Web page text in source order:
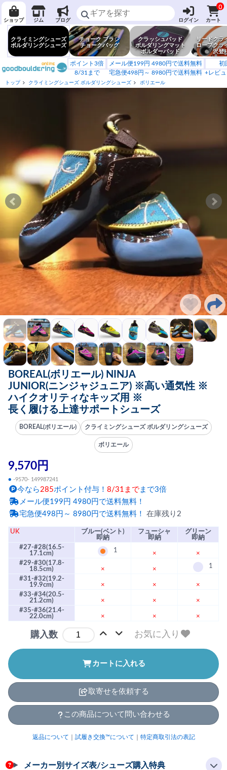
ショップ ジム ブログ ログイン
0
カート
クライミングシューズ
ボルダリングシューズ
チョーク ブラシ
チョークバッグ
クラッシュパッド
ボルダリングマット
ボルダーパッド
リードクラ
ロープクラ
沢登
ポイント3倍
8/31まで
メール便199円 4980円で送料無料
宅急便498円～ 8980円で送料無料
初
+レビ
トップ クライミングシューズ ボルダリングシューズ ボリエール
BOREAL(ボリエール) NINJA
JUNIOR(ニンジャジュニア) ※高い通気性 ※
ハイクオリティなキッズ用 ※
長く履ける上達サポートシューズ
BOREAL(ボリエール) クライミングシューズ ボルダリングシューズ
ボリエール
9,570円
● -9570- 149987241
今なら 285ポイント付与！ 8/31まで まで3倍
メール便199円 4980円で送料無料！
宅急便498円～ 8980円で送料無料！ 在庫残り2
UK
ブルー(ベント)
即納
フューシャ
即納
グリーン
即納
#27-#28(16.5-
17.1cm)
1 ×
×
#29-#30(17.8-
18.5cm)
× × 1
#31-#32(19.2-
19.9cm)
× ×
×
#33-#34(20.5-
21.2cm)
× ×
×
#35-#36(21.4-
22.0cm)
× × ×
購入数 お気に入り
カートに入れる
取寄せを依頼する
この商品について問い合わせる
返品について 試履き交換™について 特定商取引法の表記
メーカー別サイズ表/シューズ購入特典